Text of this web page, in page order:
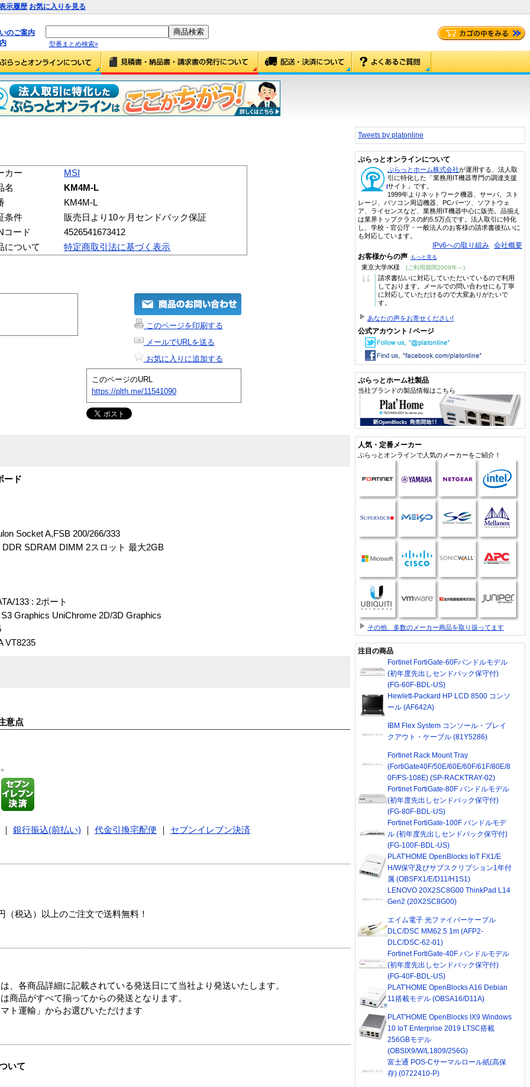
示履歴 お気に入りを見る
のご案内
型番まとめ検索»
カー
MSI
名
KM4M-L
KM4M-L
条件
販売日より10ヶ月センドバック保証
コード
4526541673412
について
特定商取引法に基づく表示
このページを印刷する
メールでURLを送る
お気に入りに追加する
このページのURL
https://plth.me/11541090
ード
Socket A,FSB 200/266/333
SDRAM DIMM 2スロット 最大2GB
133 : 2ポート
Graphics UniChrome 2D/3D Graphics
VT8235
意点
銀行振込(前払い) 代金引換宅配便
セブンイレブン決済
税込）以上のご注文で送料無料！
、各商品詳細に記載されている発送日にて当社より発送いたします。
商品がすべて揃ってからの発送となります。
ト運輸」からお選びいただけます
いて
Tweets by platonline
ぷらっとオンラインについて
ぷらっとホーム株式会社が運用する、法人取
引に特化した「業務用IT機器専門の調達支援
サイト」です。
1999年よりネットワーク機器、サーバ、スト
レージ、パソコン周辺機器、PCパーツ、ソフトウェ
ア、ライセンスなど、業務用IT機器中心に販売。品揃え
は業界トップクラスの約5.5万点です。法人取引に特化
し、学校・官公庁・一般法人のお客様の請求書後払いに
も対応しています。
IPv6への取り組み 会社概要
お客様からの声 もっと見る
東京大学/K様 (ご利用期間2009年～)
“
請求書払いに対応していただいているので利用
しております。メールでの問い合わせにも丁寧
に対応していただけるので大変ありがたいで
す。
あなたの声をお寄せください!
公式アカウント / ページ
ぷらっとホーム社製品
当社ブランドの製品情報はこちら
人気・定番メーカー
ぷらっとオンラインで人気のメーカーをご紹介！
その他、多数のメーカー商品を取り扱ってます
注目の商品
Fortinet FortiGate-60Fバンドルモデル
(初年度先出しセンドバック保守付)
(FG-60F-BDL-US)
Hewlett-Packard HP LCD 8500 コンソ
ール (AF642A)
IBM Flex System コンソール・ブレイ
クアウト・ケーブル (81Y5286)
Fortinet Rack Mount Tray
(FortiGate40F/50E/60E/60F/61F/80E/8
0F/FS-108E) (SP-RACKTRAY-02)
Fortinet FortiGate-80F バンドルモデル
(初年度先出しセンドバック保守付)
(FG-80F-BDL-US)
Fortinet FortiGate-100F バンドルモデ
ル (初年度先出しセンドバック保守付)
(FG-100F-BDL-US)
PLAT'HOME OpenBlocks IoT FX1/E
H/W保守及びサブスクリプション1年付
属 (OBSFX1/E/D11/H1S1)
LENOVO 20X2SC8G00 ThinkPad L14
Gen2 (20X2SC8G00)
エイム電子 光ファイバーケーブル
DLC/DSC MM62.5 1m (AFP2-
DLC/DSC-62-01)
Fortinet FortiGate-40F バンドルモデル
(初年度先出しセンドバック保守付)
(FG-40F-BDL-US)
PLAT'HOME OpenBlocks A16 Debian
11搭載モデル (OBSA16/D11A)
PLAT'HOME OpenBlocks IX9 Windows
10 IoT Enterprise 2019 LTSC搭載
256GBモデル
(OBSIX9/W/L1809/256G)
富士通 POS-Cサーマルロール紙(高保
存) (0722410-P)